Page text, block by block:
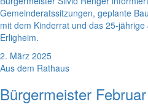
Gemeinderatssitzungen, geplante
mit dem Kinderrat und das 25-
Erligheim.
2. März 2025
Aus dem Rathaus
Bürgermeister